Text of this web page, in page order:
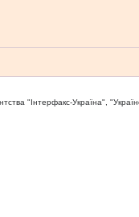
"Iнтерфакс-Україна",